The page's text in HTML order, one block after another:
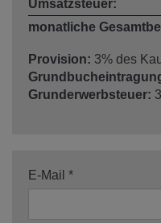
Umsatzsteuer:
monatliche
Provision: 3% des
Grunderwerbsteuer:
E-Mail